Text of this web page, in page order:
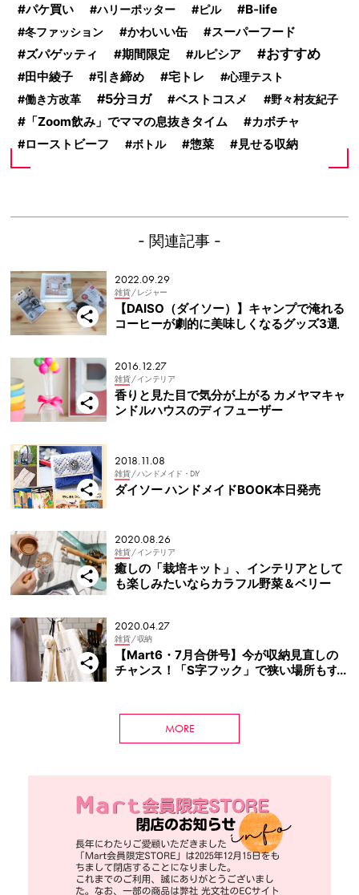
パケ買い ハリーポッター ピル B-life
冬ファッション かわいい缶 スーパーフード
ズパゲッティ 期間限定 ルピシア おすすめ
田中綾子 引き締め 宅トレ
心理テスト
働き方改革
5分ヨガ ベストコスメ 野々村友紀子
「Zoom飲み」でママの息抜きタイム カボチャ
ローストビーフ ボトル 惣菜 見せる収納
- 関連記事 -
2022.09.29
雑貨 / レジャー
【DAISO（ダイソー）】キャンプで淹れる
コーヒーが劇的に美味しくなるグッズ3選
2016.12.27
雑貨 / インテリア
香りと見た目で気分が上がる カメヤマキャ
ンドルハウスのディフューザー
2018.11.08
雑貨 / ハンドメイド・DIY
ダイソー ハンドメイドBOOK本日発売
2020.08.26
雑貨 / インテリア
癒しの「栽培キット」、インテリアとして
も楽しみたいならカラフル野菜＆ベリー
2020.04.27
雑貨 / 収納
【Mart6・7月合併号】今が収納見直しの
チャンス！「S字フック」で狭い場所もす
MORE